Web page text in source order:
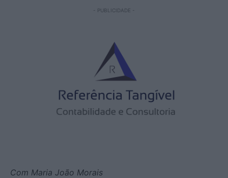
- PUBLICIDADE -
Com Maria João Morais